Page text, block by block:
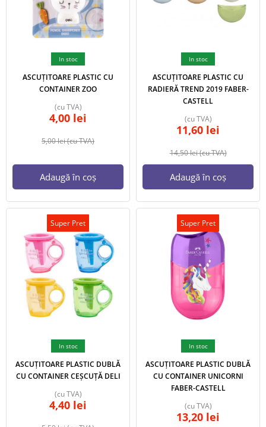
In stoc
ASCUȚITOARE PLASTIC CU
CONTAINER ZOO
5,00lei(cu TVA)
4,00 lei
(cu TVA)
Adaugă în coș
In stoc
ASCUȚITOARE PLASTIC CU
RADIERĂ TREND 2019 FABER-
CASTELL
14,50lei(cu TVA)
11,60 lei
(cu TVA)
Adaugă în coș
Super Pret
In stoc
ASCUȚITOARE PLASTIC DUBLĂ
CU CONTAINER CEȘCUȚĂ DELI
4,40 lei
(cu TVA)
Super Pret
In stoc
ASCUȚITOARE PLASTIC DUBLĂ
CU CONTAINER UNICORNI
FABER-CASTELL
13,20 lei
(cu TVA)